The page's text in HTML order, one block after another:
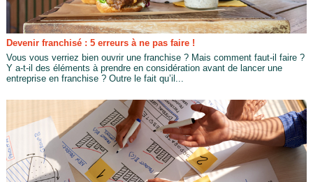
Devenir franchisé : 5 erreurs à ne pas faire !
Vous vous verriez bien ouvrir une franchise ? Mais comment faut-il faire ?
Y a-t-il des éléments à prendre en considération avant de lancer une
entreprise en franchise ? Outre le fait qu’il...